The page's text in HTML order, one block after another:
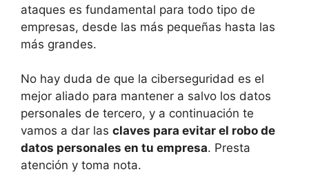
ataques es fundamental para todo tipo de
empresas, desde las más pequeñas hasta las
más grandes.
No hay duda de que la ciberseguridad es el
mejor aliado para mantener a salvo los datos
personales de tercero, y a continuación te
vamos a dar las claves para evitar el robo de
datos personales en tu empresa. Presta
atención y toma nota.